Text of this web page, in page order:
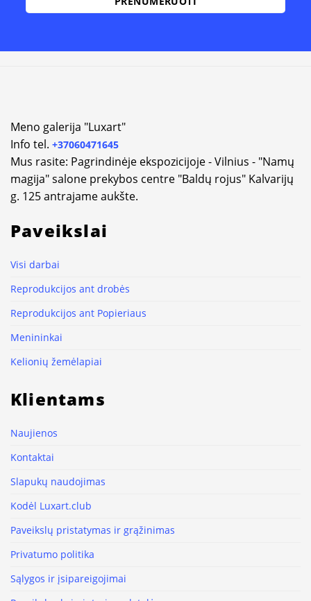
Meno galerija "Luxart"
Info tel. +37060471645
Mus rasite: Pagrindinėje ekspozicijoje - Vilnius - "Namų
magija" salone prekybos centre "Baldų rojus" Kalvarijų
g. 125 antrajame aukšte.
Paveikslai
Visi darbai
Reprodukcijos ant drobės
Reprodukcijos ant Popieriaus
Menininkai
Kelionių žemėlapiai
Klientams
Naujienos
Kontaktai
Slapukų naudojimas
Kodėl Luxart.club
Paveikslų pristatymas ir grąžinimas
Privatumo politika
Sąlygos ir įsipareigojimai